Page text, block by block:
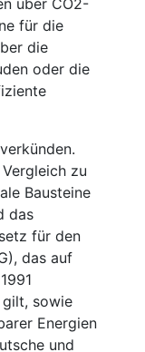
über CO2-
für die
die
oder die
zu
Bausteine
das
für den
das auf
gilt, sowie
Energien
und